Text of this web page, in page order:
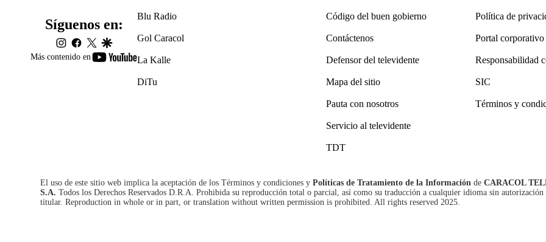
Más contenido en
youtube-
Síguenos en:
instagram
facebook
twittergoogle
Blu Radio
Gol Caracol
La Kalle
DiTu
Código del buen gobierno
Contáctenos
Defensor del televidente
Mapa del sitio
Pauta con nosotros
Servicio al televidente
TDT
Política de
Portal corporativo
Responsabilidad
SIC
Términos y
El uso de este sitio web implica la aceptación de los Términos y condiciones y Políticas de Tratamiento de la Información de CARACOL
S.A. Todos los Derechos Reservados D.R.A. Prohibida su reproducción total o parcial, así como su traducción a cualquier idioma sin autorización
titular. Reproduction in whole or in part, or translation without written permission is prohibited. All rights reserved 2025.